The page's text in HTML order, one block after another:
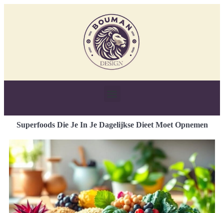
Superfoods Die Je In Je Dagelijkse Dieet Moet Opnemen